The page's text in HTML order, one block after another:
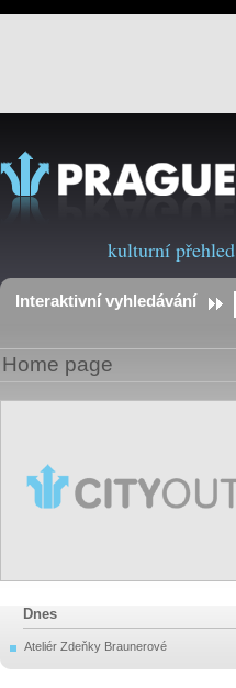
kulturní přehled
Interaktivní vyhledávání
Home page
Dnes
Ateliér Zdeňky Braunerové